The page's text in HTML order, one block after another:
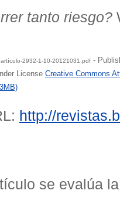
tanto riesgo?
2932-1-10-20121031.pdf -
License Creative Commons
http://
se evalúa